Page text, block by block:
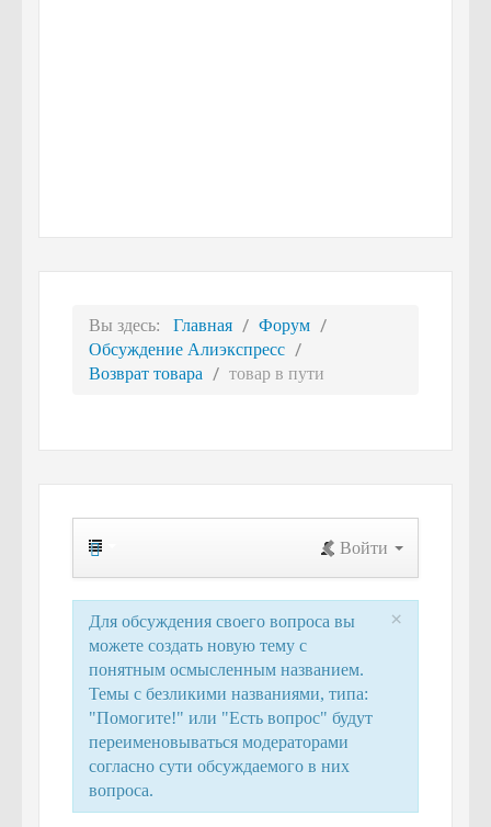
Вы здесь: Главная
Форум
Обсуждение Алиэкспресс
Возврат товара
товар в пути
Войти
×
Для обсуждения своего вопроса вы
можете создать новую тему с
понятным осмысленным названием.
Темы с безликими названиями, типа:
"Помогите!" или "Есть вопрос" будут
переименовываться модераторами
согласно сути обсуждаемого в них
вопроса.